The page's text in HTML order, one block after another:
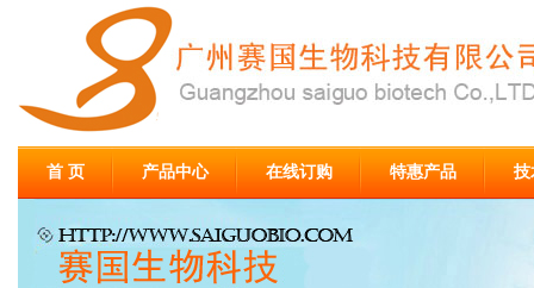
首 页 产品中心 在线订购 特惠产品 技